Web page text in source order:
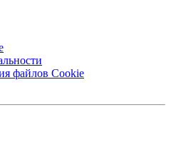
файлов Cookie